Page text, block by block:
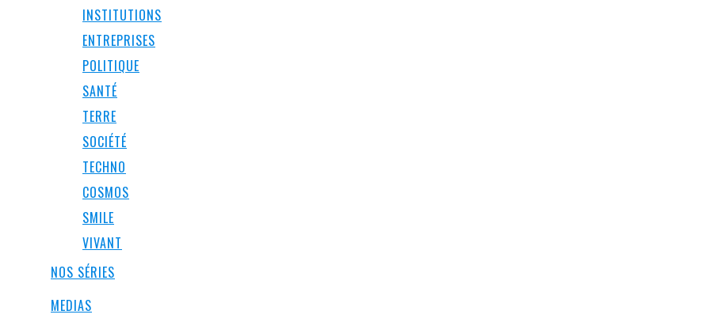
INSTITUTIONS
ENTREPRISES
POLITIQUE
SANTÉ
TERRE
SOCIÉTÉ
TECHNO
COSMOS
SMILE
VIVANT
NOS SÉRIES
MEDIAS